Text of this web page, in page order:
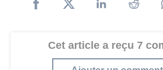
Cet article a reçu 7